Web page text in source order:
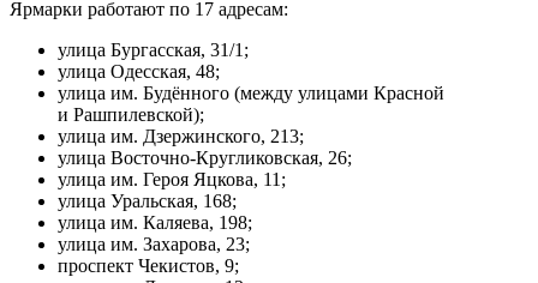
Ярмарки работают по 17 адресам:
улица Бургасская, 31/1;
улица Одесская, 48;
улица им. Будённого (между улицами Красной
и Рашпилевской);
улица им. Дзержинского, 213;
улица Восточно-Кругликовская, 26;
улица им. Героя Яцкова, 11;
улица Уральская, 168;
улица им. Каляева, 198;
улица им. Захарова, 23;
проспект Чекистов, 9;